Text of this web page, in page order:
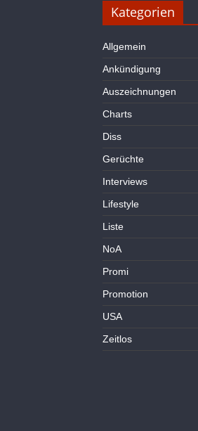
Kategorien
Allgemein
Ankündigung
Auszeichnungen
Charts
Diss
Gerüchte
Interviews
Lifestyle
Liste
NoA
Promi
Promotion
USA
Zeitlos